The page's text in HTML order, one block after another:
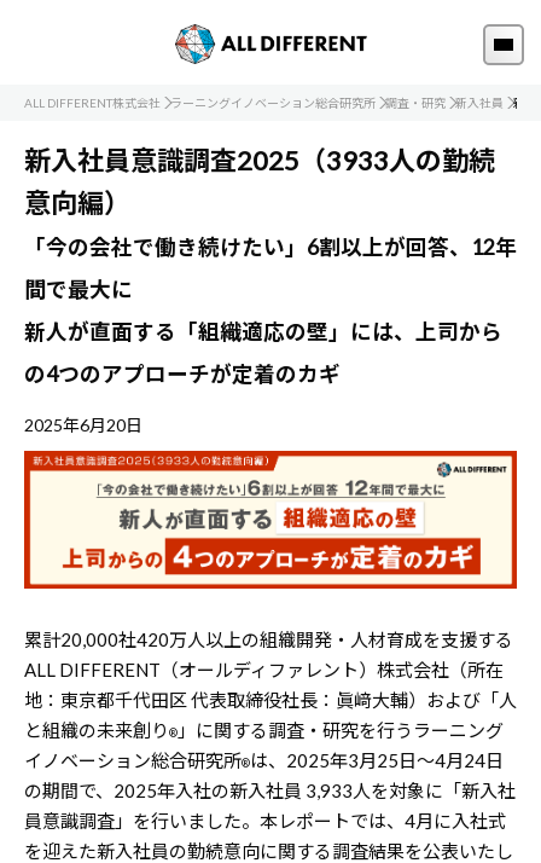
ALL DIFFERENT株式会社 ラーニングイノベーション総合研究所 調査・研究 新入社員 新入
新入社員意識調査2025（3933人の勤続
意向編）
「今の会社で働き続けたい」6割以上が回答、12年
間で最大に
新人が直面する「組織適応の壁」には、上司から
の4つのアプローチが定着のカギ
2025年6月20日
累計20,000社420万人以上の組織開発・人材育成を支援する
ALL DIFFERENT（オールディファレント）株式会社（所在
地：東京都千代田区 代表取締役社長：眞﨑大輔）および「人
と組織の未来創り ® 」に関する調査・研究を行うラーニング
イノベーション総合研究所®は、2025年3月25日～4月24日
の期間で、2025年入社の新入社員 3,933人を対象に「新入社
員意識調査」を行いました。本レポートでは、4月に入社式
を迎えた新入社員の勤続意向に関する調査結果を公表いたし